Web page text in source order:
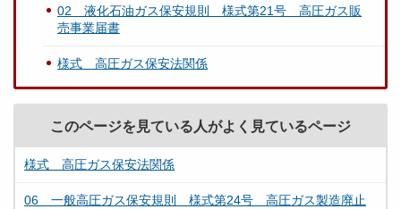
02 液化石油ガス保安規則 様式第21号 高圧ガス販
売事業届書
様式 高圧ガス保安法関係
このページを見ている人がよく見ているページ
様式 高圧ガス保安法関係
06 一般高圧ガス保安規則 様式第24号 高圧ガス製造廃止